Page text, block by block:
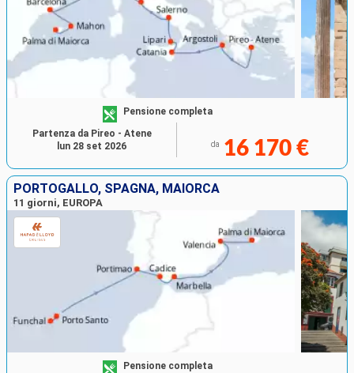
Pensione completa
da 16 170 €
Partenza da Pireo - Atene
lun 28 set 2026
PORTOGALLO, SPAGNA, MAIORCA
11 giorni, EUROPA
Pensione completa